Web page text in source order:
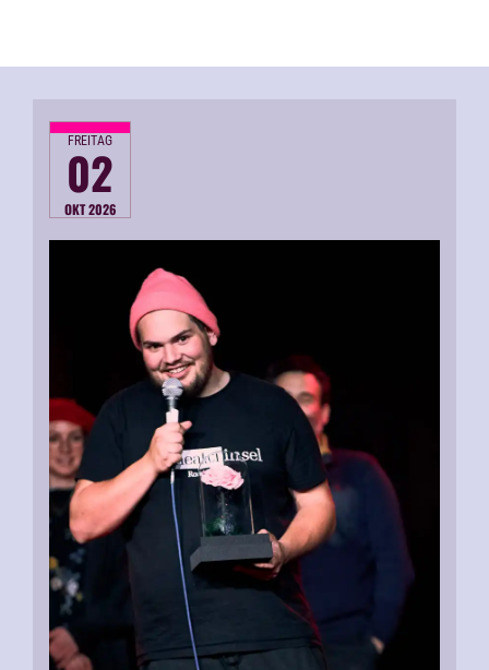
FREITAG
02
OKT 2026